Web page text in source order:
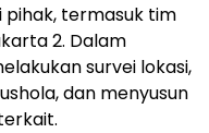
pihak, termasuk tim
2. Dalam
survei lokasi,
dan menyusun